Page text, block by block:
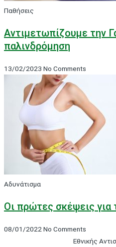
Παθήσεις
Αντιμετωπίζουμε την
παλινδρόμηση
13/02/2023 No Comments
Αδυνάτισμα
Οι πρώτες σκέψεις για
08/01/2022No Comments
Εθνικής